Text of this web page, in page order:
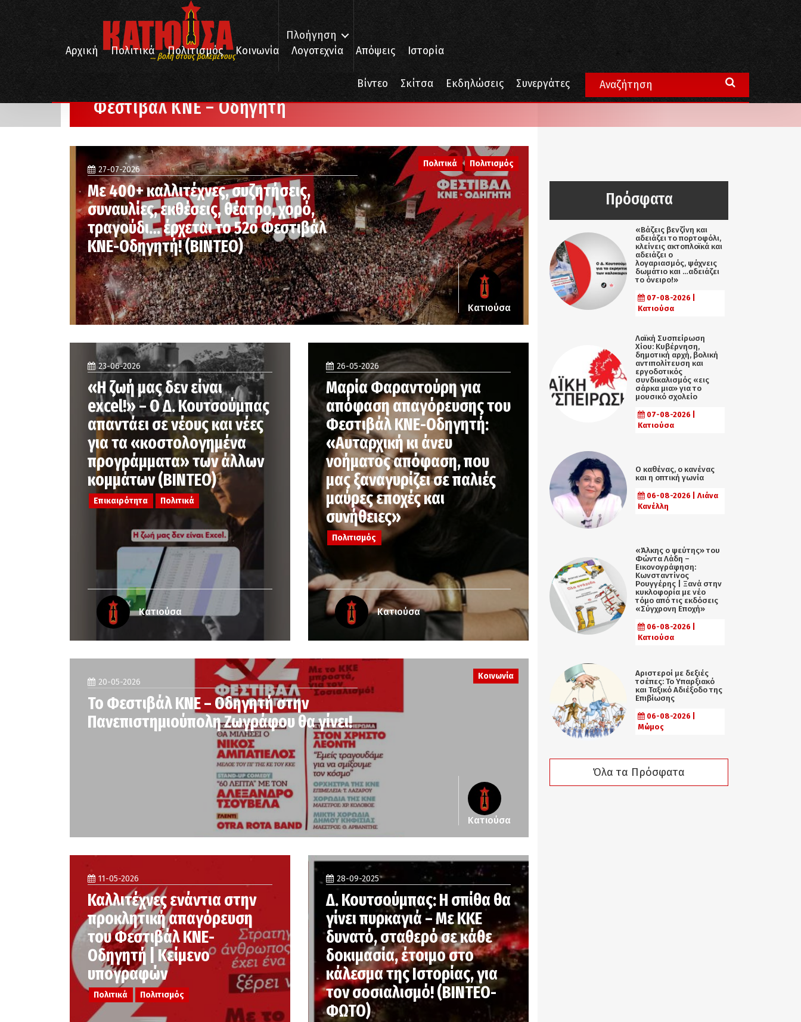
... βολή στους βολεμένους
Πλοήγηση
Αρχική
Πολιτικά Πολιτισμός Κοινωνία Λογοτεχνία Απόψεις Ιστορία
Βίντεο Σκίτσα Εκδηλώσεις Συνεργάτες
Φεστιβάλ ΚΝΕ - Οδηγητή
Φεστιβάλ ΚΝΕ – Οδηγητή
Πολιτικά Πολιτισμός
27-07-2026
Με 400+ καλλιτέχνες, συζητήσεις,
συναυλίες, εκθέσεις, θέατρο, χορό,
τραγούδι… έρχεται το 52ο Φεστιβάλ
ΚΝΕ-Οδηγητή! (ΒΙΝΤΕΟ)
Κατιούσα
23-06-2026
«Η ζωή μας δεν είναι
excel!» – Ο Δ. Κουτσούμπας
απαντάει σε νέους και νέες
για τα «κοστολογημένα
προγράμματα» των άλλων
κομμάτων (ΒΙΝΤΕΟ)
Επικαιρότητα Πολιτικά
Κατιούσα
26-05-2026
Μαρία Φαραντούρη για
απόφαση απαγόρευσης του
Φεστιβάλ ΚΝΕ-Οδηγητή:
«Αυταρχική κι άνευ
νοήματος απόφαση, που
μας ξαναγυρίζει σε παλιές
μαύρες εποχές και
συνήθειες»
Πολιτισμός
Κατιούσα
Κοινωνία
20-05-2026
Το Φεστιβάλ ΚΝΕ – Οδηγητή στην
Πανεπιστημιούπολη Ζωγράφου θα γίνει!
Κατιούσα
11-05-2026
Καλλιτέχνες ενάντια στην
προκλητική απαγόρευση
του Φεστιβάλ ΚΝΕ-
Οδηγητή | Κείμενο
υπογραφών
Πολιτικά Πολιτισμός
28-09-2025
Δ. Κουτσούμπας: Η σπίθα θα
γίνει πυρκαγιά – Με ΚΚΕ
δυνατό, σταθερό σε κάθε
δοκιμασία, έτοιμο στο
κάλεσμα της Ιστορίας, για
τον σοσιαλισμό! (ΒΙΝΤΕΟ-
ΦΩΤΟ)
Πρόσφατα
«Βάζεις βενζίνη και
αδειάζει το πορτοφόλι,
κλείνεις ακτοπλοϊκά και
αδειάζει ο
λογαριασμός, ψάχνεις
δωμάτιο και …αδειάζει
το όνειρο!»
07-08-2026 |
Κατιούσα
Λαϊκή Συσπείρωση
Χίου: Κυβέρνηση,
δημοτική αρχή, βολική
αντιπολίτευση και
εργοδοτικός
συνδικαλισμός «εις
σάρκα μια» για το
μουσικό σχολείο
07-08-2026 |
Κατιούσα
Ο καθένας, ο κανένας
και η οπτική γωνία
06-08-2026 | Λιάνα
Κανέλλη
«Άλκης ο ψεύτης» του
Φώντα Λάδη –
Εικονογράφηση:
Κωνσταντίνος
Ρουγγέρης | Ξανά στην
κυκλοφορία με νέο
τόμο από τις εκδόσεις
«Σύγχρονη Εποχή»
06-08-2026 |
Κατιούσα
Αριστεροί με δεξιές
τσέπες: Το Υπαρξιακό
και Ταξικό Αδιέξοδο της
Επιβίωσης
06-08-2026 |
Μώμος
Όλα τα Πρόσφατα